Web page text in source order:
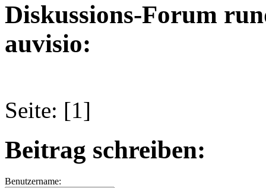
Diskussions-Forum
auvisio:
Seite: [1]
Beitrag schreiben:
Benutzername: